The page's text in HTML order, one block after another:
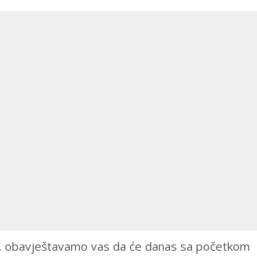
vas da će danas sa početkom